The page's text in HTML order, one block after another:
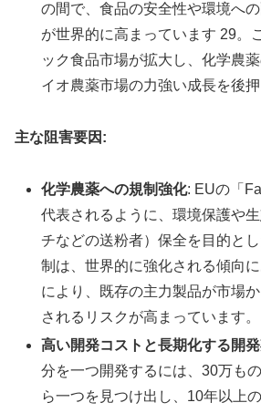
の間で、食品の安全性や環境へ
が世界的に高まっています 29。
ック食品市場が拡大し、化学農
イオ農薬市場の力強い成長を後押
主な阻害要因:
化学農薬への規制強化: EUの「
代表されるように、環境保護や
チなどの送粉者）保全を目的と
制は、世界的に強化される傾向
により、既存の主力製品が市場
されるリスクが高まっています。
高い開発コストと長期化する開
分を一つ開発するには、30万も
ら一つを見つけ出し、10年以上